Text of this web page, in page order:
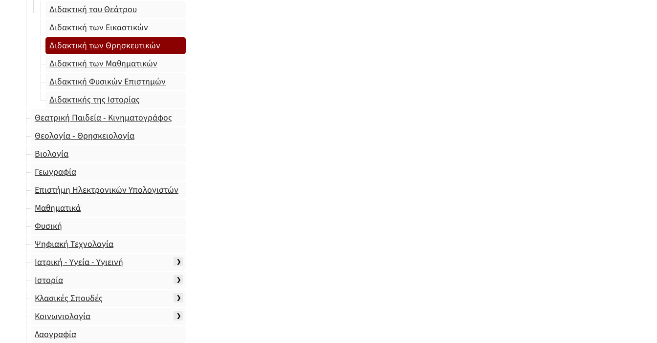
Διδακτική του Θεάτρου
Διδακτική των Εικαστικών
Διδακτική των Θρησκευτικών
Διδακτική των Μαθηματικών
Διδακτική Φυσικών Επιστημών
Διδακτικής της Ιστορίας
Θεατρική Παιδεία - Κινηματογράφος
Θεολογία - Θρησκειολογία
Βιολογία
Γεωγραφία
Επιστήμη Ηλεκτρονικών Υπολογιστών
Μαθηματικά
Φυσική
Ψηφιακή Τεχνολογία
Ιατρική - Υγεία - Υγιεινή
Ιστορία
Κλασικές Σπουδές
Κοινωνιολογία
Λαογραφία